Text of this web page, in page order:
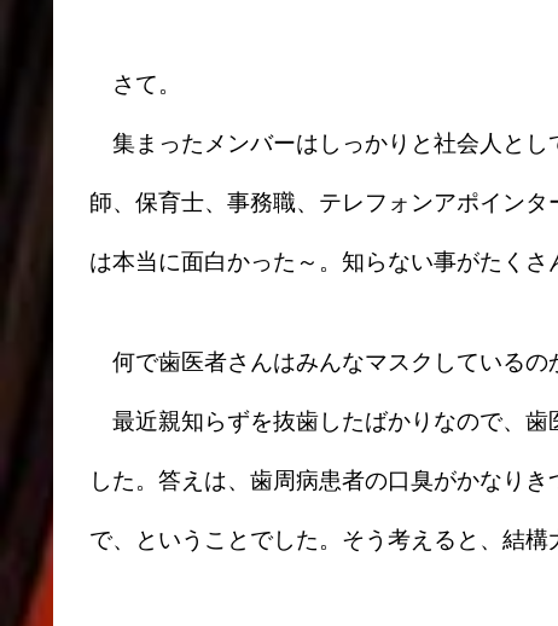
さて。
集まったメンバーはしっかりと社会人とし
師、保育士、事務職、テレフォンアポイン
は本当に面白かった～。知らない事がたくさ
何で歯医者さんはみんなマスクしているの
最近親知らずを抜歯したばかりなので、歯
した。答えは、歯周病患者の口臭がかなり
で、ということでした。そう考えると、結構